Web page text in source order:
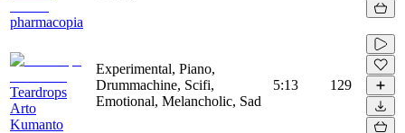
pharmacopia
Teardrops
Arto
Kumanto
Experimental, Piano,
Drummachine, Scifi,
Emotional, Melancholic, Sad
5:13 129